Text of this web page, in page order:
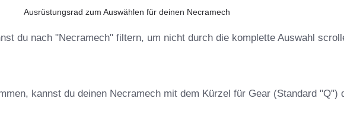
Ausrüstungsrad zum Auswählen für deinen Necramech
du nach "Necramech" filtern, um nicht durch die komplette Auswahl
kannst du deinen Necramech mit dem Kürzel für Gear (Standard "Q")